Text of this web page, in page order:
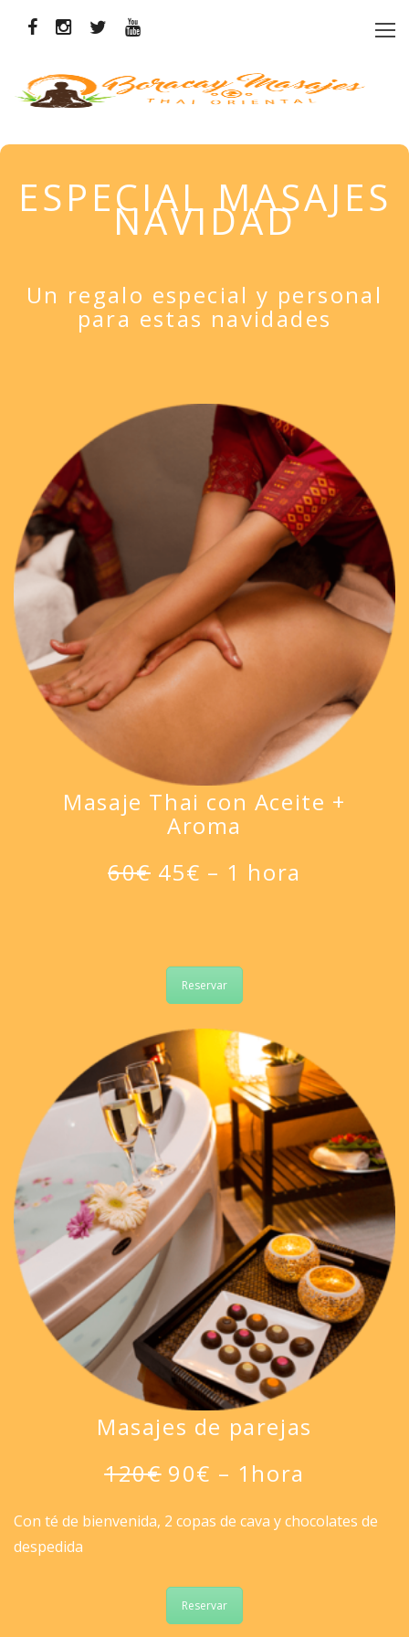
ESPECIAL MASAJES
NAVIDAD
Un regalo especial y personal
para estas navidades
Masaje Thai con Aceite +
Aroma
60€ 45€ – 1 hora
Reservar
Masajes de parejas
120€90€ – 1hora
Con té de bienvenida, 2 copas de cava y chocolates de
despedida
Reservar